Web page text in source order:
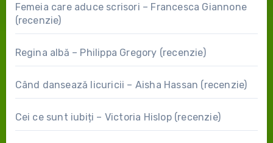
Femeia care aduce scrisori – Francesca Giannone
(recenzie)
Regina albă – Philippa Gregory (recenzie)
Când dansează licuricii – Aisha Hassan (recenzie)
Cei ce sunt iubiți – Victoria Hislop (recenzie)